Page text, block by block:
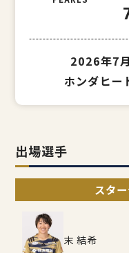
2026年7月
ホンダヒー
出場選手
スタ
末 結希